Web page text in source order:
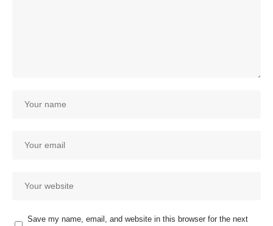
Save my name, email, and website in this browser for the next